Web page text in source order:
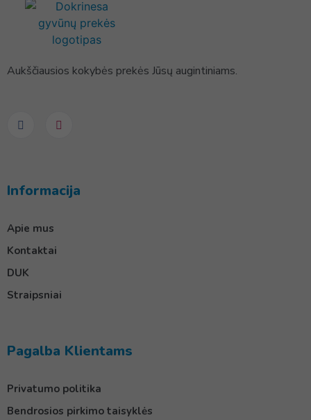
Aukščiausios kokybės prekės Jūsų augintiniams.
Informacija
Apie mus
Kontaktai
DUK
Straipsniai
Pagalba Klientams
Privatumo politika
Bendrosios pirkimo taisyklės